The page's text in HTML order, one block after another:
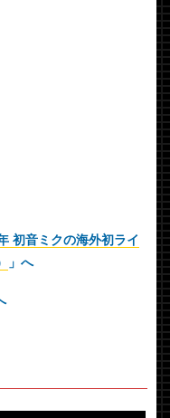
初音ミクの海外初ライ
」へ